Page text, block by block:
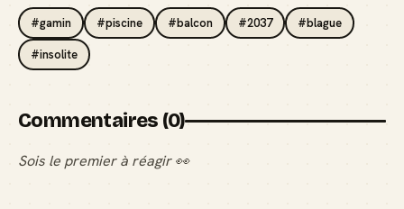
#gamin #piscine #balcon #2037 #blague
#insolite
Commentaires (0)
Sois le premier à réagir 👀